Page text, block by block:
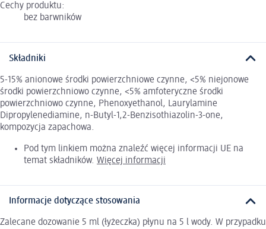
Cechy produktu:
bez barwników
Składniki
5-15% anionowe środki powierzchniowe czynne, <5% niejonowe
środki powierzchniowo czynne, <5% amfoteryczne środki
powierzchniowo czynne, Phenoxyethanol, Laurylamine
Dipropylenediamine, n-Butyl-1,2-Benzisothiazolin-3-one,
kompozycja zapachowa.
Pod tym linkiem można znaleźć więcej informacji UE na
temat składników. Więcej informacji
Informacje dotyczące stosowania
Zalecane dozowanie 5 ml (łyżeczka) płynu na 5 l wody. W przypadku